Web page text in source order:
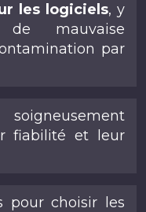
les logiciels, y
mauvaise
par
fiabilité et leur
pour choisir les